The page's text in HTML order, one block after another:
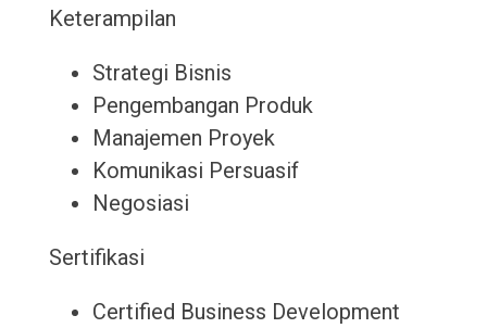
Keterampilan
Strategi Bisnis
Pengembangan Produk
Manajemen Proyek
Komunikasi Persuasif
Negosiasi
Sertifikasi
Certified Business Development